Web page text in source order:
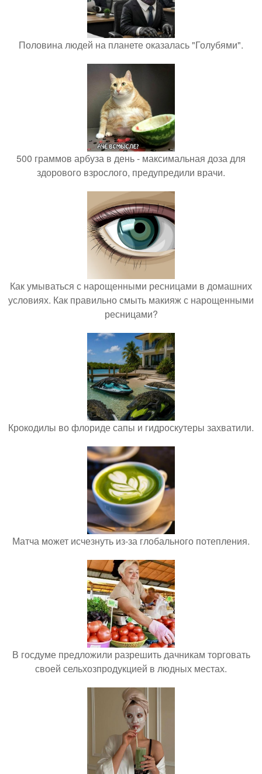
Половина людей на планете оказалась "Голубями".
500 граммов арбуза в день - максимальная доза для
здорового взрослого, предупредили врачи.
Как умываться с нарощенными ресницами в домашних
условиях. Как правильно смыть макияж с нарощенными
ресницами?
Крокодилы во флориде сапы и гидроскутеры захватили.
Матча может исчезнуть из-за глобального потепления.
В госдуме предложили разрешить дачникам торговать
своей сельхозпродукцией в людных местах.